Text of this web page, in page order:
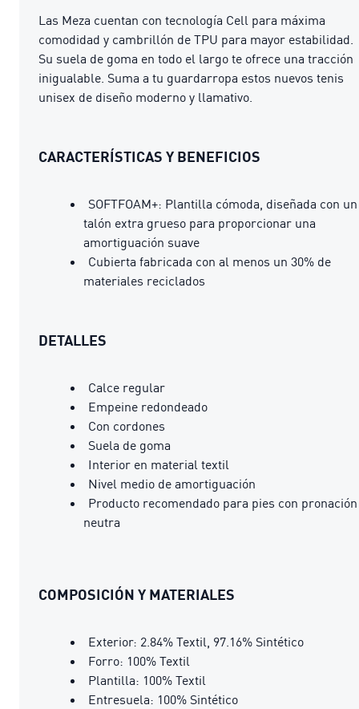
Las Meza cuentan con tecnología Cell para máxima
comodidad y cambrillón de TPU para mayor estabilidad.
Su suela de goma en todo el largo te ofrece una tracción
inigualable. Suma a tu guardarropa estos nuevos tenis
unisex de diseño moderno y llamativo.
CARACTERÍSTICAS Y BENEFICIOS
SOFTFOAM+: Plantilla cómoda, diseñada con un
talón extra grueso para proporcionar una
amortiguación suave
Cubierta fabricada con al menos un 30% de
materiales reciclados
DETALLES
Calce regular
Empeine redondeado
Con cordones
Suela de goma
Interior en material textil
Nivel medio de amortiguación
Producto recomendado para pies con pronación
neutra
COMPOSICIÓN Y MATERIALES
Exterior: 2.84% Textil, 97.16% Sintético
Forro: 100% Textil
Plantilla: 100% Textil
Entresuela: 100% Sintético